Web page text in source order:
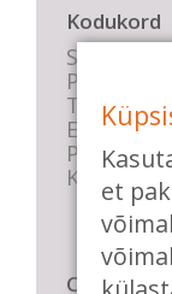
Kodukord
Stuudio
E-poe
KKK
Casa de
et